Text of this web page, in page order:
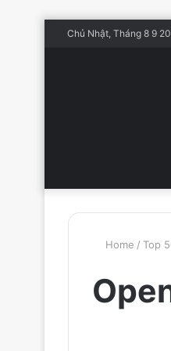
Chủ Nhật, Tháng 8 9
Home / Top